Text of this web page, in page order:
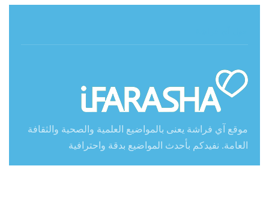
موقع آي فراشة يعنى بالمواضيع العلمية والصحية والثقافة
العامة. نفيدكم بأحدث المواضيع بدقة واحترافية